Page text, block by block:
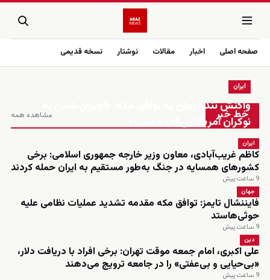
صفحه اصلی اخبار مقالات نوشتار نسخه قدیمی
زنده
خط خبر مشاهده همه
ایران
واکنش تند نبویان به توافق مکه؛ «آویزان شدن به
نوکران آمریکا بی‌فایده است»
ایران
کاظم غریب‌آبادی، معاون وزیر خارجه جمهوری اسلامی: برخی
کشورهای همسایه در جنگ به‌طور مستقیم به ایران حمله کردند
9 ساعت پیش
جهان
فایننشال تایمز: توافق مکه مقدمه تشدید عملیات نظامی علیه
حوثی‌هاستد
9 ساعت پیش
دین
علی اکبری، امام جمعه موقت تهران: برخی افراد با دریافت دلار،
«بی‌حیایی و بی‌عفتی» را در جامعه ترویج می‌دهند
9 ساعت پیش